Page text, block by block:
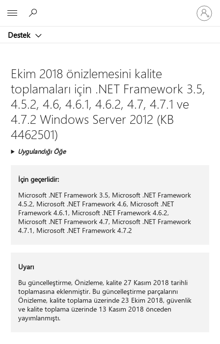
Destek
oturum
açın
Ekim 2018 önizlemesini kalite
toplamaları için .NET Framework 3.5,
4.5.2, 4.6, 4.6.1, 4.6.2, 4.7, 4.7.1 ve
4.7.2 Windows Server 2012 (KB
4462501)
Uygulandığı Öğe
İçin geçerlidir:
Microsoft .NET Framework 3.5, Microsoft .NET Framework
4.5.2, Microsoft .NET Framework 4.6, Microsoft .NET
Framework 4.6.1, Microsoft .NET Framework 4.6.2,
Microsoft .NET Framework 4.7, Microsoft .NET Framework
4.7.1, Microsoft .NET Framework 4.7.2
Uyarı
Bu güncelleştirme, Önizleme, kalite 27 Kasım 2018 tarihli
toplamasına eklenmiştir. Bu güncelleştirme parçalarını
Önizleme, kalite toplama üzerinde 23 Ekim 2018, güvenlik
ve kalite toplama üzerinde 13 Kasım 2018 önceden
yayımlanmıştı.